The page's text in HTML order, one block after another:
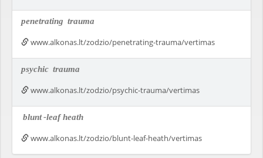
penetrating trauma
www.alkonas.lt/zodzio/penetrating-trauma/vertimas
psychic trauma
www.alkonas.lt/zodzio/psychic-trauma/vertimas
blunt-leaf heath
www.alkonas.lt/zodzio/blunt-leaf-heath/vertimas